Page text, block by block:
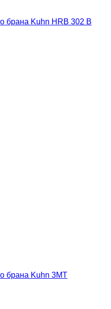
брана Kuhn HRB 302 B
брана Kuhn 3MT